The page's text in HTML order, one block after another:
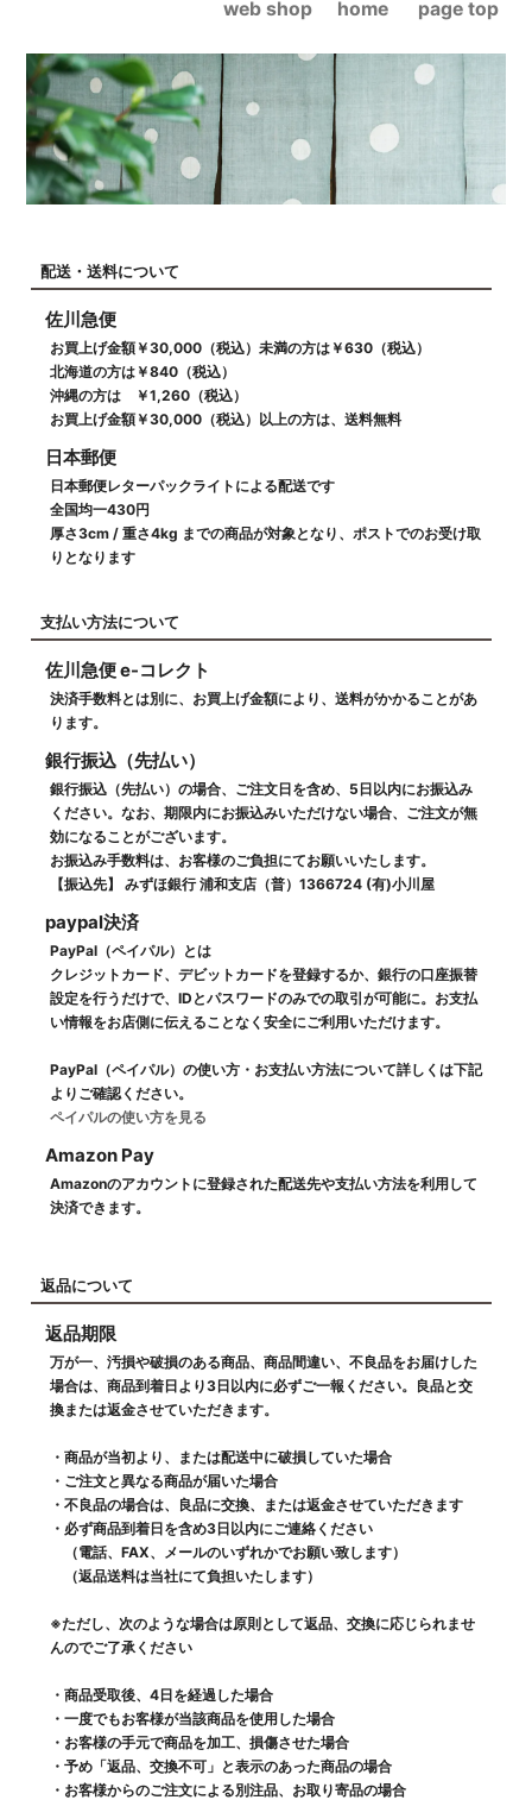
page top
home
web shop
配送・送料について
佐川急便
お買上げ金額￥30,000（税込）未満の方は￥630（税込）
北海道の方は￥840（税込）
沖縄の方は ￥1,260（税込）
お買上げ金額￥30,000（税込）以上の方は、送料無料
日本郵便
日本郵便レターパックライトによる配送です
全国均一430円
厚さ3cm / 重さ4kg までの商品が対象となり、ポストでのお受け取
りとなります
支払い方法について
佐川急便 e-コレクト
決済手数料とは別に、お買上げ金額により、送料がかかることがあ
ります。
銀行振込（先払い）
銀行振込（先払い）の場合、ご注文日を含め、5日以内にお振込み
ください。なお、期限内にお振込みいただけない場合、ご注文が無
効になることがございます。
お振込み手数料は、お客様のご負担にてお願いいたします。
【振込先】 みずほ銀行 浦和支店（普）1366724 (有)小川屋
paypal決済
PayPal（ペイパル）とは
クレジットカード、デビットカードを登録するか、銀行の口座振替
設定を行うだけで、IDとパスワードのみでの取引が可能に。お支払
い情報をお店側に伝えることなく安全にご利用いただけます。
PayPal（ペイパル）の使い方・お支払い方法について詳しくは下記
よりご確認ください。
ペイパルの使い方を見る
Amazon Pay
Amazonのアカウントに登録された配送先や支払い方法を利用して
決済できます。
返品について
返品期限
万が一、汚損や破損のある商品、商品間違い、不良品をお届けした
場合は、商品到着日より3日以内に必ずご一報ください。良品と交
換または返金させていただきます。
・商品が当初より、または配送中に破損していた場合
・ご注文と異なる商品が届いた場合
・不良品の場合は、良品に交換、または返金させていただきます
・必ず商品到着日を含め3日以内にご連絡ください
（電話、FAX、メールのいずれかでお願い致します）
（返品送料は当社にて負担いたします）
※ただし、次のような場合は原則として返品、交換に応じられませ
んのでご了承ください
・商品受取後、4日を経過した場合
・一度でもお客様が当該商品を使用した場合
・お客様の手元で商品を加工、損傷させた場合
・予め「返品、交換不可」と表示のあった商品の場合
・お客様からのご注文による別注品、お取り寄品の場合